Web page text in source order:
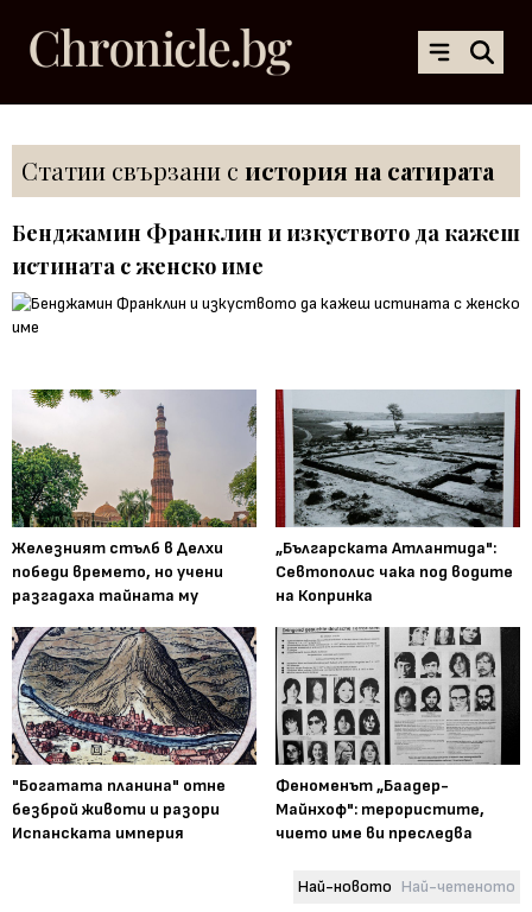
Статии свързани с история на сатирата
Бенджамин Франклин и изкуството да кажеш
истината с женско име
Железният стълб в Делхи
победи времето, но учени
разгадаха тайната му
„Българската Атлантида":
Севтополис чака под водите
на Копринка
"Богатата планина" отне
безброй животи и разори
Испанската империя
Феноменът „Баадер-
Майнхоф": терористите,
чието име ви преследва
Най-новото Най-четеното